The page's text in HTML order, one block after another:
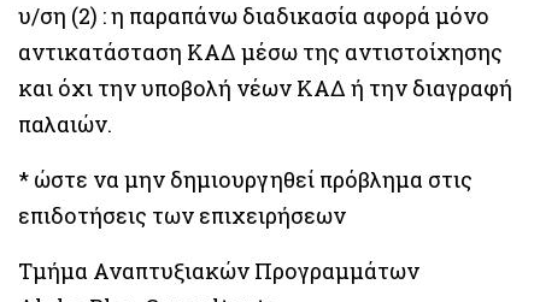
υ/ση (2) : η παραπάνω διαδικασία αφορά μόνο
αντικατάσταση ΚΑΔ μέσω της αντιστοίχησης
και όχι την υποβολή νέων ΚΑΔ ή την διαγραφή
παλαιών.
* ώστε να μην δημιουργηθεί πρόβλημα στις
επιδοτήσεις των επιχειρήσεων
Τμήμα Αναπτυξιακών Προγραμμάτων